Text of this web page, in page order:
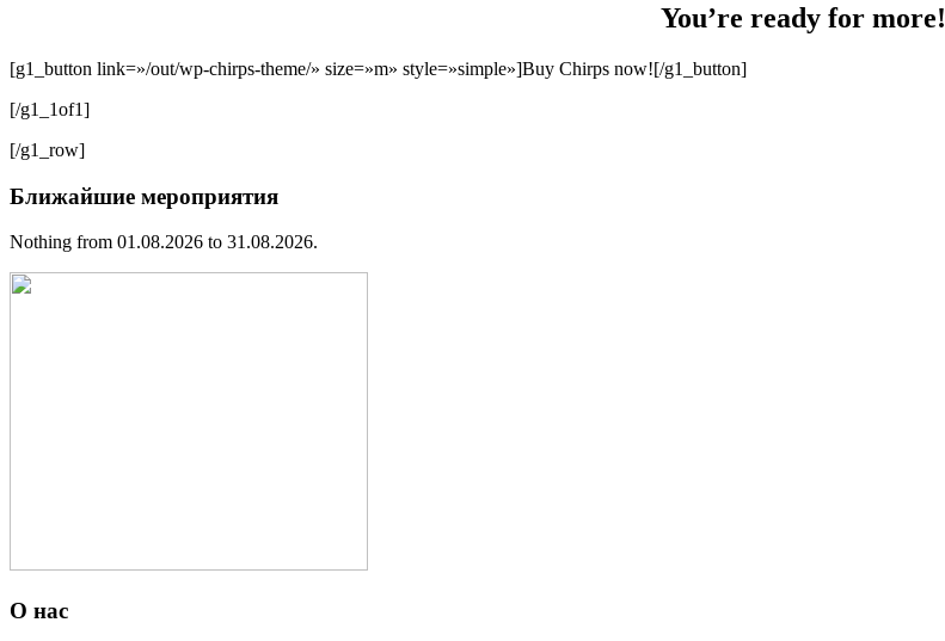
You’re ready for more!
[g1_button link=»/out/wp-chirps-theme/» size=»m» style=»simple»]Buy Chirps now![/g1_button]
[/g1_1of1]
[/g1_row]
Ближайшие мероприятия
Nothing from 01.08.2026 to 31.08.2026.
О нас